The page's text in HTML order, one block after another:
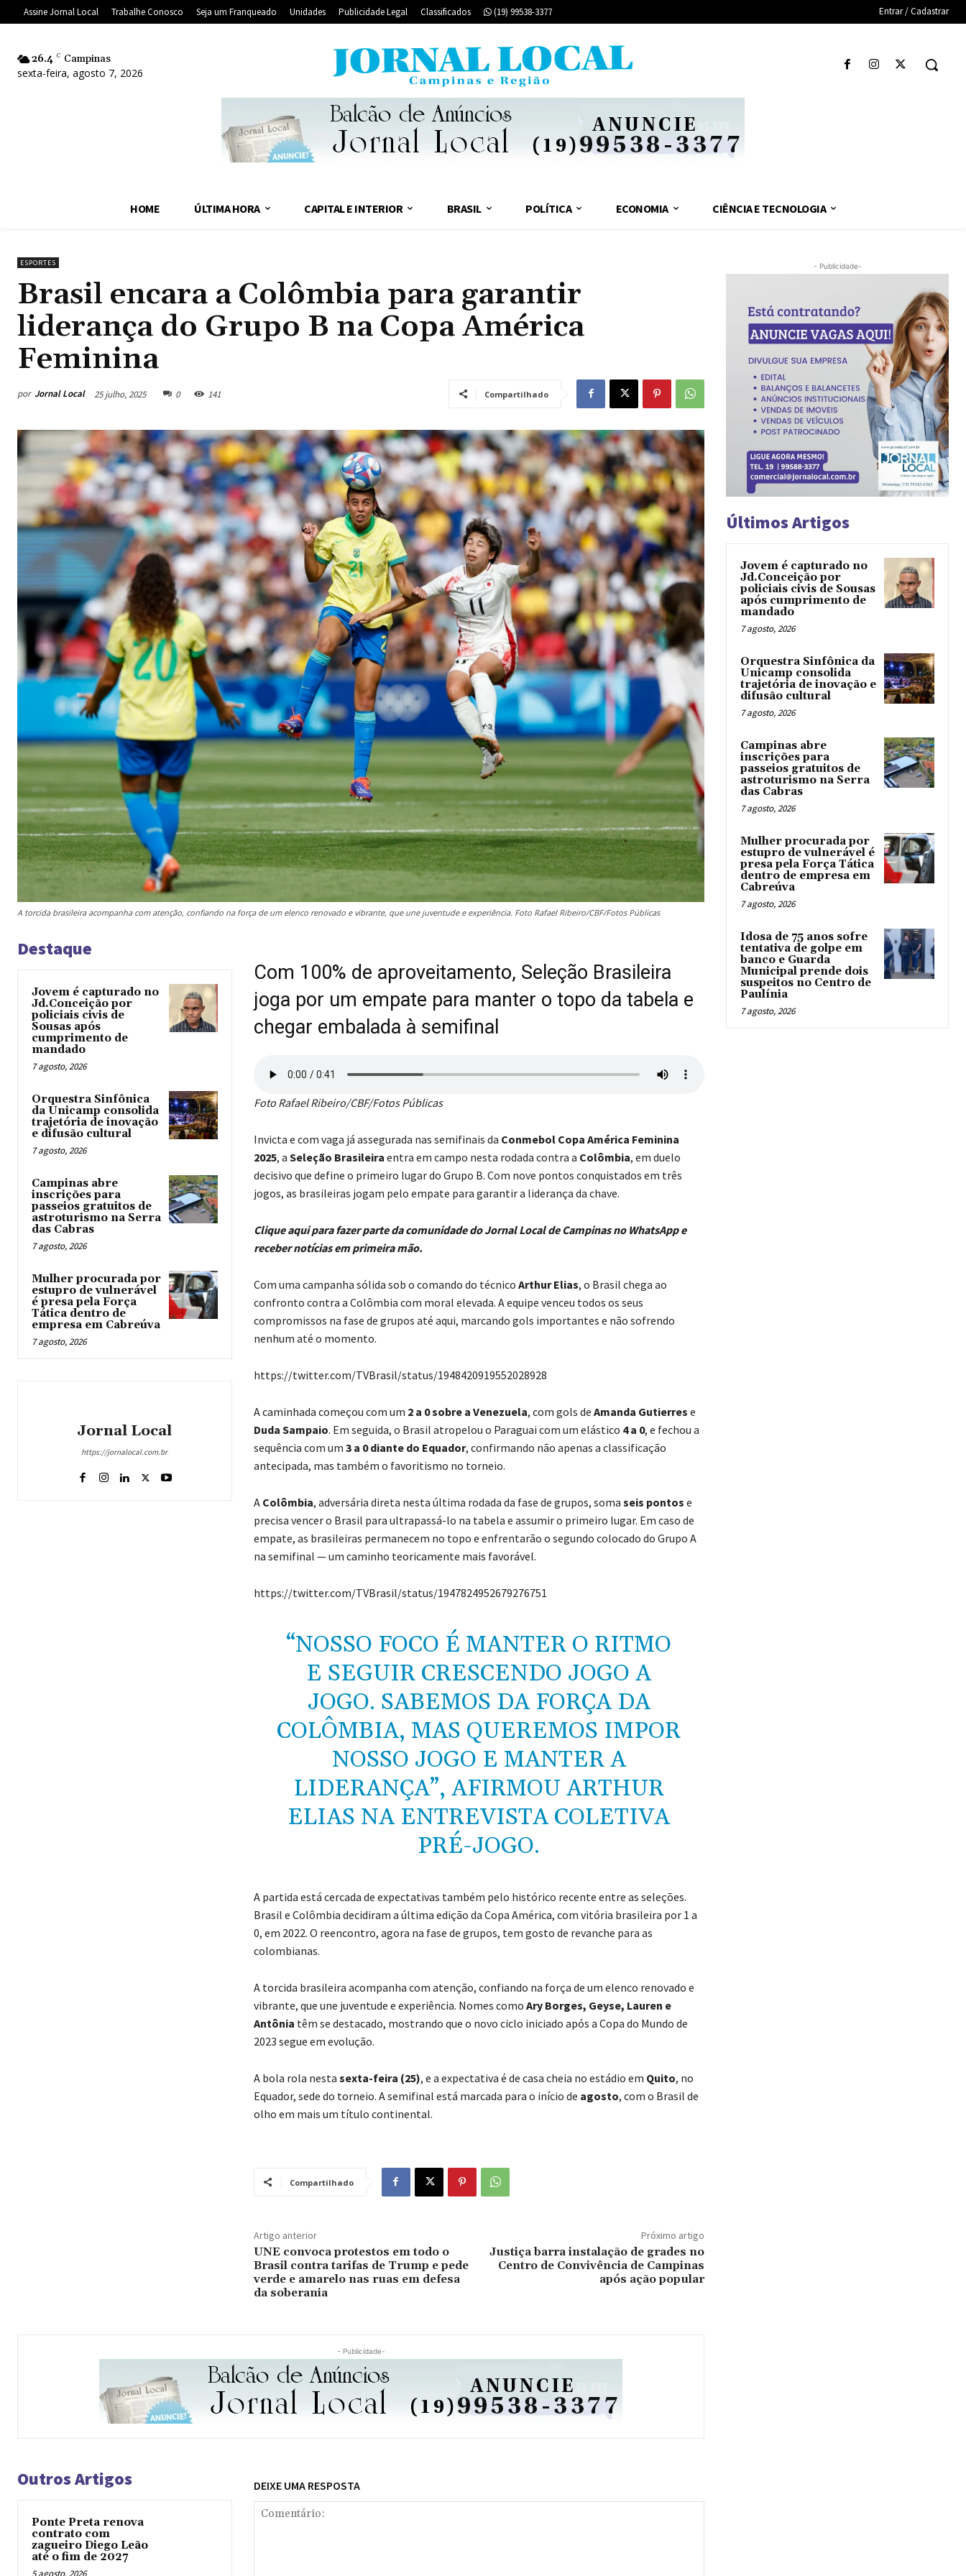
Assine Jornal Local Trabalhe Conosco Seja um Franqueado Unidades Publicidade Legal Classificados (19) 99538-3377 Entrar / Cadastrar
26.4 C Campinas
sexta-feira, agosto 7, 2026
HOME ÚLTIMA HORA CAPITAL E INTERIOR BRASIL POLÍTICA ECONOMIA CIÊNCIA E TECNOLOGIA
ESPORTES
Brasil encara a Colômbia para garantir
liderança do Grupo B na Copa América
Feminina
por Jornal Local 25 julho, 2025 0 141 Compartilhado
A torcida brasileira acompanha com atenção, confiando na força de um elenco renovado e vibrante, que une juventude e experiência. Foto Rafael Ribeiro/CBF/Fotos Públicas
Destaque
Jovem é capturado no
Jd.Conceição por
policiais civis de
Sousas após
cumprimento de
mandado
7 agosto, 2026
Orquestra Sinfônica
da Unicamp consolida
trajetória de inovação
e difusão cultural
7 agosto, 2026
Campinas abre
inscrições para
passeios gratuitos de
astroturismo na Serra
das Cabras
7 agosto, 2026
Mulher procurada por
estupro de vulnerável
é presa pela Força
Tática dentro de
empresa em Cabreúva
7 agosto, 2026
Jornal Local
https://jornalocal.com.br
Com 100% de aproveitamento, Seleção Brasileira
joga por um empate para manter o topo da tabela e
chegar embalada à semifinal
Foto Rafael Ribeiro/CBF/Fotos Públicas
Invicta e com vaga já assegurada nas semifinais da Conmebol Copa América Feminina
2025, a Seleção Brasileira entra em campo nesta rodada contra a Colômbia, em duelo
decisivo que define o primeiro lugar do Grupo B. Com nove pontos conquistados em três
jogos, as brasileiras jogam pelo empate para garantir a liderança da chave.
Clique aqui para fazer parte da comunidade do Jornal Local de Campinas no WhatsApp e
receber notícias em primeira mão.
Com uma campanha sólida sob o comando do técnico Arthur Elias, o Brasil chega ao
confronto contra a Colômbia com moral elevada. A equipe venceu todos os seus
compromissos na fase de grupos até aqui, marcando gols importantes e não sofrendo
nenhum até o momento.
https://twitter.com/TVBrasil/status/1948420919552028928
A caminhada começou com um 2 a 0 sobre a Venezuela, com gols de Amanda Gutierres e
Duda Sampaio. Em seguida, o Brasil atropelou o Paraguai com um elástico 4 a 0, e fechou a
sequência com um 3 a 0 diante do Equador, confirmando não apenas a classificação
antecipada, mas também o favoritismo no torneio.
A Colômbia, adversária direta nesta última rodada da fase de grupos, soma seis pontos e
precisa vencer o Brasil para ultrapassá-lo na tabela e assumir o primeiro lugar. Em caso de
empate, as brasileiras permanecem no topo e enfrentarão o segundo colocado do Grupo A
na semifinal — um caminho teoricamente mais favorável.
https://twitter.com/TVBrasil/status/1947824952679276751
“NOSSO FOCO É MANTER O RITMO
E SEGUIR CRESCENDO JOGO A
JOGO. SABEMOS DA FORÇA DA
COLÔMBIA, MAS QUEREMOS IMPOR
NOSSO JOGO E MANTER A
LIDERANÇA”, AFIRMOU ARTHUR
ELIAS NA ENTREVISTA COLETIVA
PRÉ-JOGO.
A partida está cercada de expectativas também pelo histórico recente entre as seleções.
Brasil e Colômbia decidiram a última edição da Copa América, com vitória brasileira por 1 a
0, em 2022. O reencontro, agora na fase de grupos, tem gosto de revanche para as
colombianas.
A torcida brasileira acompanha com atenção, confiando na força de um elenco renovado e
vibrante, que une juventude e experiência. Nomes como Ary Borges, Geyse, Lauren e
Antônia têm se destacado, mostrando que o novo ciclo iniciado após a Copa do Mundo de
2023 segue em evolução.
A bola rola nesta sexta-feira (25), e a expectativa é de casa cheia no estádio em Quito, no
Equador, sede do torneio. A semifinal está marcada para o início de agosto, com o Brasil de
olho em mais um título continental.
Compartilhado
Artigo anterior
UNE convoca protestos em todo o
Brasil contra tarifas de Trump e pede
verde e amarelo nas ruas em defesa
da soberania
Próximo artigo
Justiça barra instalação de grades no
Centro de Convivência de Campinas
após ação popular
- Publicidade-
Outros Artigos
Ponte Preta renova
contrato com
zagueiro Diego Leão
até o fim de 2027
5 agosto, 2026
DEIXE UMA RESPOSTA
- Publicidade-
Últimos Artigos
Jovem é capturado no
Jd.Conceição por
policiais civis de Sousas
após cumprimento de
mandado
7 agosto, 2026
Orquestra Sinfônica da
Unicamp consolida
trajetória de inovação e
difusão cultural
7 agosto, 2026
Campinas abre
inscrições para
passeios gratuitos de
astroturismo na Serra
das Cabras
7 agosto, 2026
Mulher procurada por
estupro de vulnerável é
presa pela Força Tática
dentro de empresa em
Cabreúva
7 agosto, 2026
Idosa de 75 anos sofre
tentativa de golpe em
banco e Guarda
Municipal prende dois
suspeitos no Centro de
Paulínia
7 agosto, 2026